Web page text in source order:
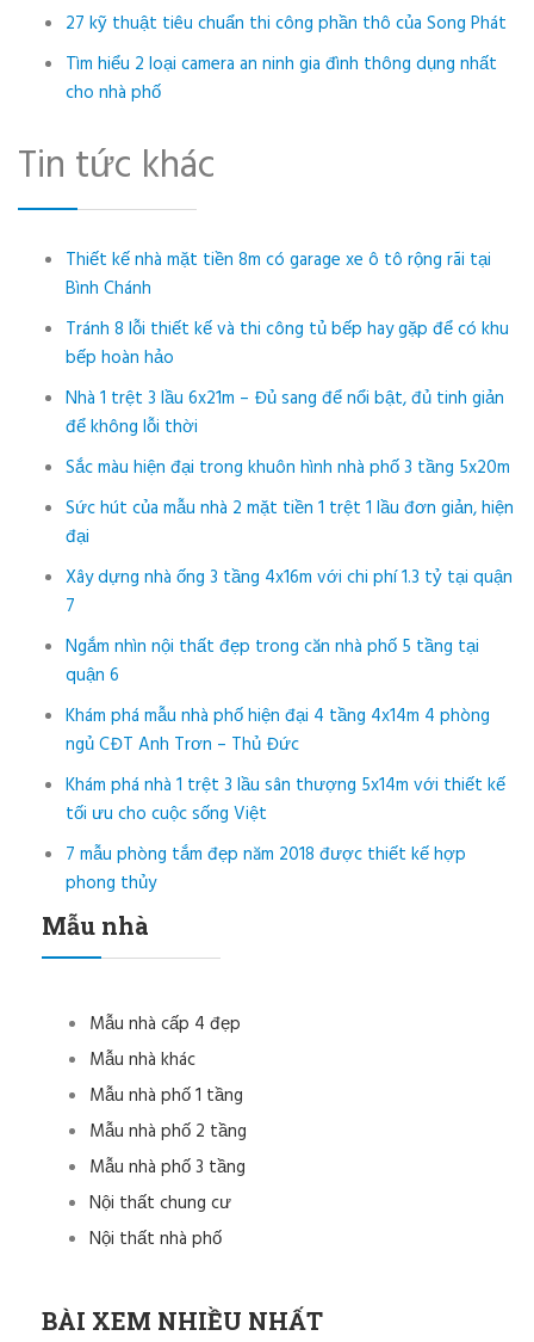
27 kỹ thuật tiêu chuẩn thi công phần thô của Song Phát
Tìm hiểu 2 loại camera an ninh gia đình thông dụng nhất
cho nhà phố
Tin tức khác
Thiết kế nhà mặt tiền 8m có garage xe ô tô rộng rãi tại
Bình Chánh
Tránh 8 lỗi thiết kế và thi công tủ bếp hay gặp để có khu
bếp hoàn hảo
Nhà 1 trệt 3 lầu 6x21m – Đủ sang để nổi bật, đủ tinh giản
để không lỗi thời
Sắc màu hiện đại trong khuôn hình nhà phố 3 tầng 5x20m
Sức hút của mẫu nhà 2 mặt tiền 1 trệt 1 lầu đơn giản, hiện
đại
Xây dựng nhà ống 3 tầng 4x16m với chi phí 1.3 tỷ tại quận
7
Ngắm nhìn nội thất đẹp trong căn nhà phố 5 tầng tại
quận 6
Khám phá mẫu nhà phố hiện đại 4 tầng 4x14m 4 phòng
ngủ CĐT Anh Trơn – Thủ Đức
Khám phá nhà 1 trệt 3 lầu sân thượng 5x14m với thiết kế
tối ưu cho cuộc sống Việt
7 mẫu phòng tắm đẹp năm 2018 được thiết kế hợp
phong thủy
Mẫu nhà
Mẫu nhà cấp 4 đẹp
Mẫu nhà khác
Mẫu nhà phố 1 tầng
Mẫu nhà phố 2 tầng
Mẫu nhà phố 3 tầng
Nội thất chung cư
Nội thất nhà phố
BÀI XEM NHIỀU NHẤT